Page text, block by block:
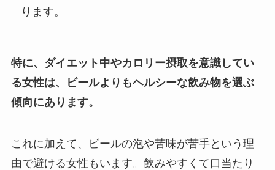
ります。
特に、ダイエット中やカロリー摂取を意識してい
る女性は、ビールよりもヘルシーな飲み物を選ぶ
傾向にあります。
これに加えて、ビールの泡や苦味が苦手という理
由で避ける女性もいます。飲みやすくて口当たり